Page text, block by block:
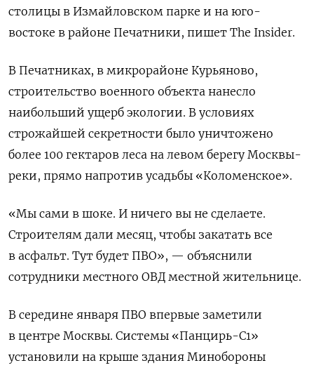
столицы в Измайловском парке и на юго-
востоке в районе Печатники, пишет The Insider.
В Печатниках, в микрорайоне Курьяново,
строительство военного объекта нанесло
наибольший ущерб экологии. В условиях
строжайшей секретности было уничтожено
более 100 гектаров леса на левом берегу Москвы-
реки, прямо напротив усадьбы «Коломенское».
«Мы сами в шоке. И ничего вы не сделаете.
Строителям дали месяц, чтобы закатать все
в асфальт. Тут будет ПВО», — объяснили
сотрудники местного ОВД местной жительнице.
В середине января ПВО впервые заметили
в центре Москвы. Системы «Панцирь-С1»
установили на крыше здания Минобороны